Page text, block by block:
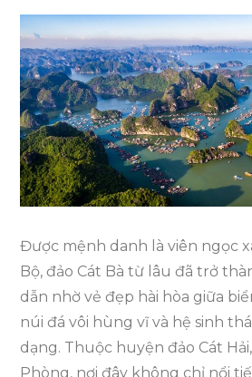
Bộ
Chi
Phí
Cần
Đến
Khi
Du
Cát
Bà
Được mệnh danh là viên ngọc
Bộ, đảo Cát Bà từ lâu đã trở
dẫn nhờ vẻ đẹp hài hòa giữa
núi đá vôi hùng vĩ và hệ sinh
dạng. Thuộc huyện đảo Cát
Phòng, nơi đây không chỉ nổi